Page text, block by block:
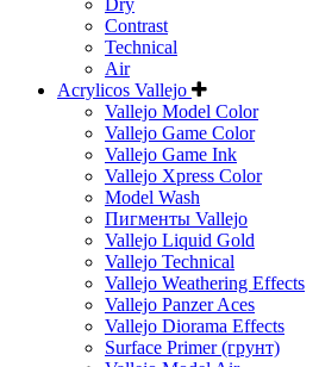
Dry
Contrast
Technical
Air
Acrylicos Vallejo
Vallejo Model Color
Vallejo Game Color
Vallejo Game Ink
Vallejo Xpress Color
Model Wash
Пигменты Vallejo
Vallejo Liquid Gold
Vallejo Technical
Vallejo Weathering Effects
Vallejo Panzer Aces
Vallejo Diorama Effects
Surface Primer (грунт)